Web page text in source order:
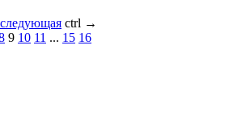
следующая ctrl →
9 10 11 ... 15 16